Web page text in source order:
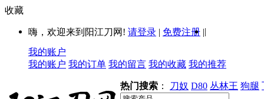
收藏
嗨，欢迎来到阳江刀网! 请登录 | 免费注册 ||
我的账户
我的账户 我的订单 我的留言 我的收藏 我的推荐
热门搜索 ： 刀奴 D80 丛林王 狗腿